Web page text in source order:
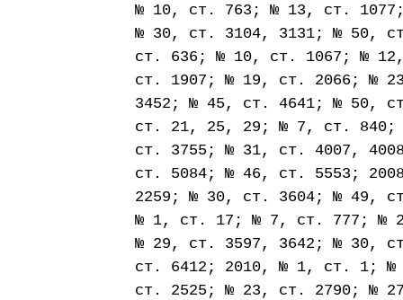
№ 10, ст. 763; № 13, ст.
№ 30, ст. 3104, 3131; № 50,
ст. 636; № 10, ст. 1067; №
ст. 1907; № 19, ст. 2066; №
3452; № 45, ст. 4641; № 50,
ст. 21, 25, 29; № 7, ст. 840;
ст. 3755; № 31, ст. 4007,
ст. 5084; № 46, ст. 5553;
2259; № 30, ст. 3604; № 49,
№ 1, ст. 17; № 7, ст. 777; №
№ 29, ст. 3597, 3642; № 30,
ст. 6412; 2010, № 1, ст. 1;
ст. 2525; № 23, ст. 2790; №